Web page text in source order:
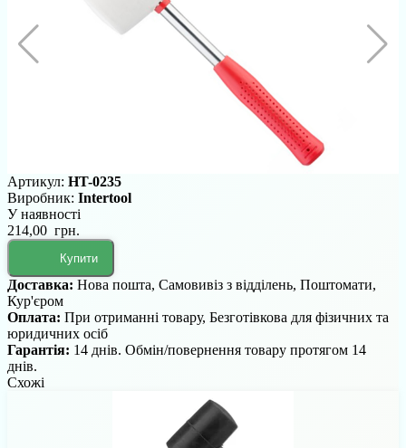
Артикул: HT-0235
Виробник: Intertool
У наявності
214,00 грн.
Купити
Доставка: Нова пошта, Самовивіз з відділень, Поштомати,
Кур'єром
Оплата: При отриманні товару, Безготівкова для фізичних та
юридичних осіб
Гарантія: 14 днів. Обмін/повернення товару протягом 14
днів.
Схожі